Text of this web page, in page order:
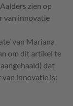
zien op
van innovatie
van Mariana
om dit artikel te
dat
innovatie is: